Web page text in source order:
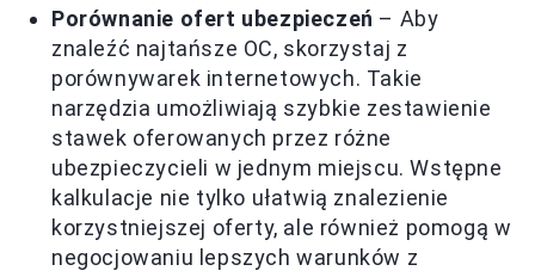
Porównanie ofert ubezpieczeń – Aby
znaleźć najtańsze OC, skorzystaj z
porównywarek internetowych. Takie
narzędzia umożliwiają szybkie zestawienie
stawek oferowanych przez różne
ubezpieczycieli w jednym miejscu. Wstępne
kalkulacje nie tylko ułatwią znalezienie
korzystniejszej oferty, ale również pomogą w
negocjowaniu lepszych warunków z